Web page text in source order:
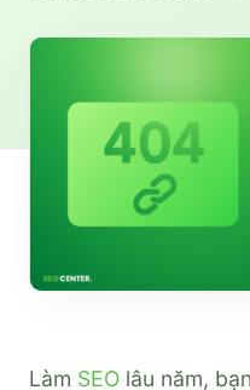
Làm SEO lâu năm,